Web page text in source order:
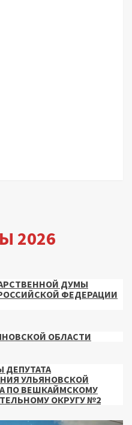
2026
ДУМЫ
ФЕДЕРАЦИИ
ОБЛАСТИ
УЛЬЯНОВСКОЙ
ПО ВЕШКАЙМСКОМУ
ОКРУГУ №2